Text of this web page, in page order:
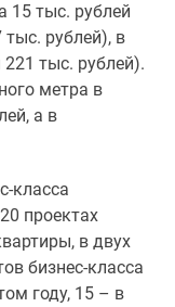
15 тыс. рублей
рублей), в
тыс. рублей).
метра в
а в
класса
проектах
в двух
бизнес-класса
году, 15 – в